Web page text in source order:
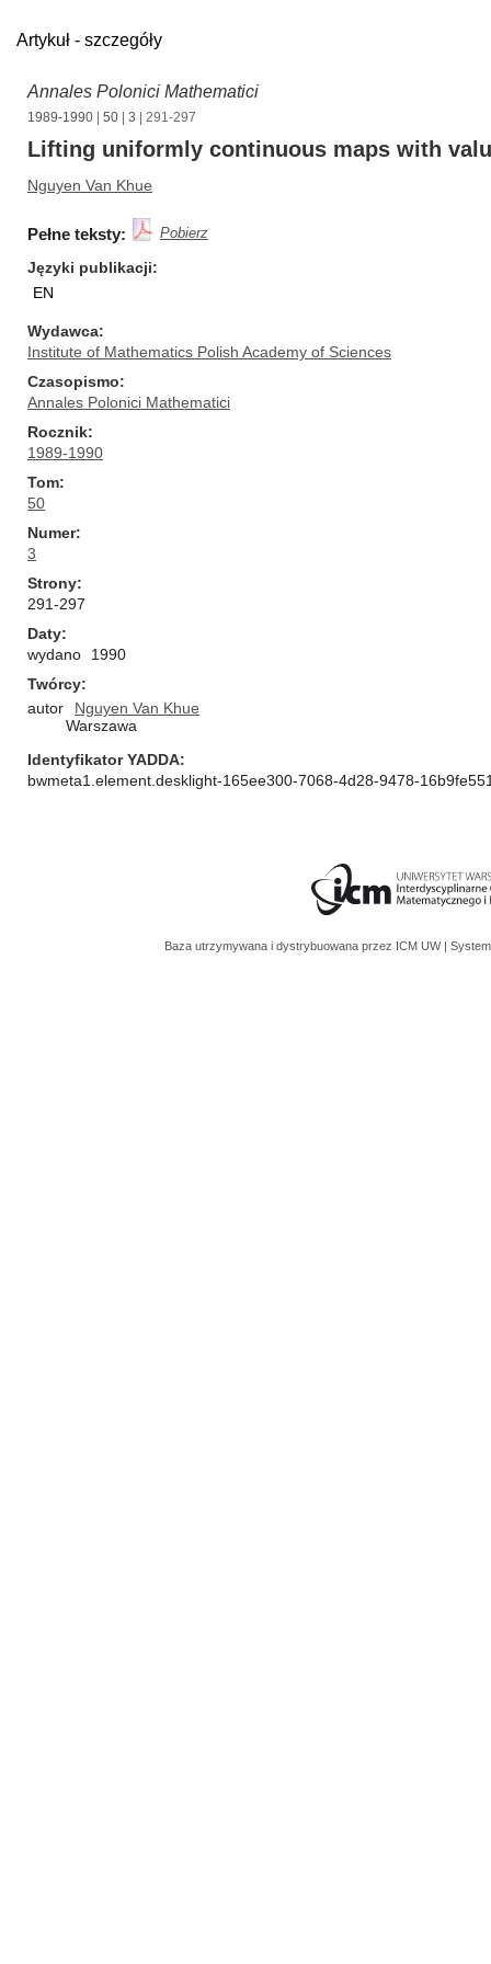
Artykuł - szczegóły
Annales Polonici Mathematici
1989-1990 50 3 | 291-297
Lifting uniformly continuous maps with
Nguyen Van Khue
Pełne teksty: Pobierz
Języki publikacji
EN
Wydawca
Institute of Mathematics Polish Academy of Sciences
Czasopismo
Annales Polonici Mathematici
Rocznik
1989-1990
Tom
50
Numer
3
Strony
291-297
Daty
wydano
1990
Twórcy
autor
Nguyen Van Khue
Warszawa
Identyfikator YADDA
bwmeta1.element.desklight-165ee300-7068-4d28-9478-
Baza utrzymywana i dystrybuowana przez ICM UW |